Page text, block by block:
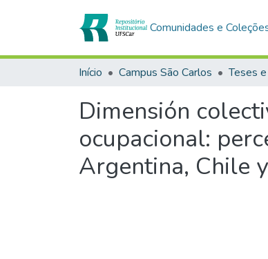
Comunidades e
Início Campus São Carlos Teses
Dimensión
ocupacional:
Argentina, Chile